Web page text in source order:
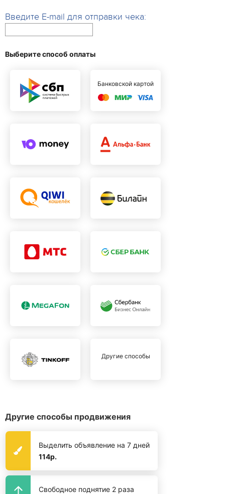
Введите E-mail для отправки чека:
Выберите способ оплаты
Банковской картой
Другие способы
Другие способы продвижения
Выделить объявление на 7 дней
114р.
Свободное поднятие 2 раза